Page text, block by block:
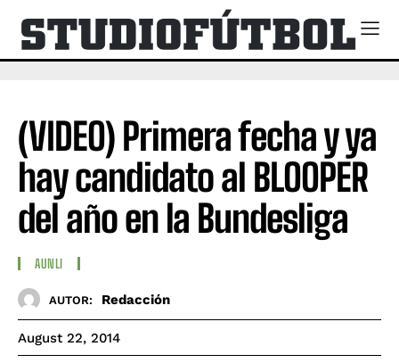
(VIDEO) Primera fecha y ya
hay candidato al BLOOPER
del año en la Bundesliga
AUNLI
AUTOR: Redacción
August 22, 2014